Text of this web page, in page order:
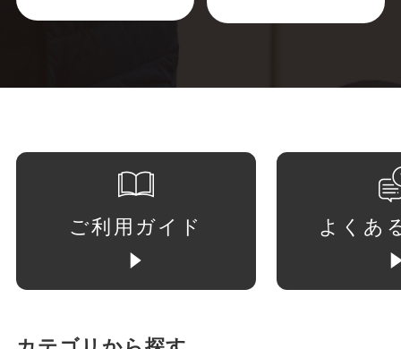
ご利用ガイド よくあ